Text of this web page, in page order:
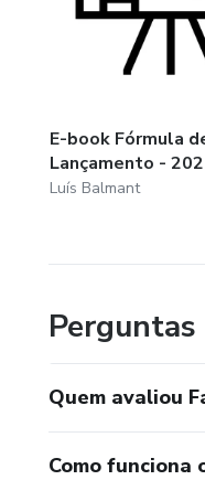
E-book Fórmula
Lançamento -
Luís Balmant
Quem avaliou
Como funciona